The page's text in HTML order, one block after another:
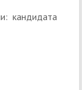
кандидата